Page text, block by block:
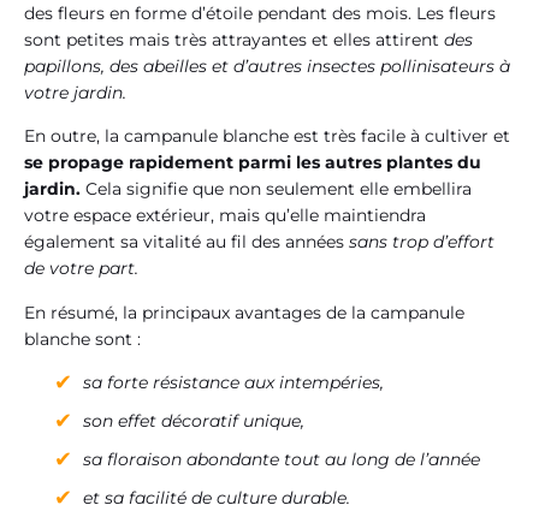
des fleurs en forme d’étoile pendant des mois. Les fleurs
sont petites mais très attrayantes et elles attirent des
papillons, des abeilles et d’autres insectes pollinisateurs à
votre jardin.
En outre, la campanule blanche est très facile à cultiver et
se propage rapidement parmi les autres plantes du
jardin. Cela signifie que non seulement elle embellira
votre espace extérieur, mais qu’elle maintiendra
également sa vitalité au fil des années sans trop d’effort
de votre part.
En résumé, la principaux avantages de la campanule
blanche sont :
sa forte résistance aux intempéries,
son effet décoratif unique,
sa floraison abondante tout au long de l’année
et sa facilité de culture durable.